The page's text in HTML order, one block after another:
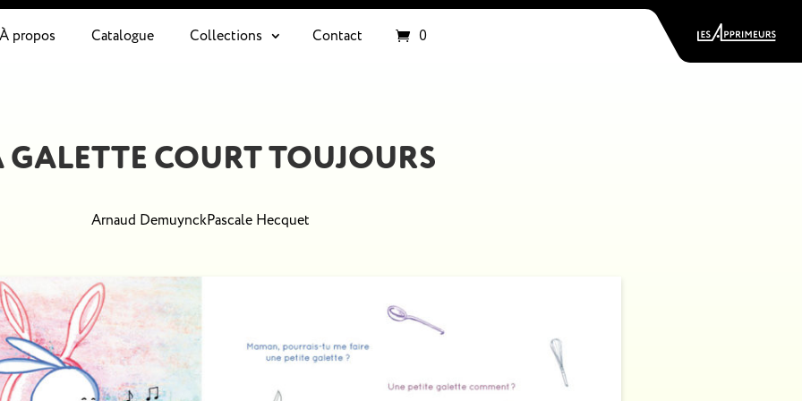
À propos Catalogue Collections Contact 0
GALETTE COURT TOUJOURS
Arnaud DemuynckPascale Hecquet